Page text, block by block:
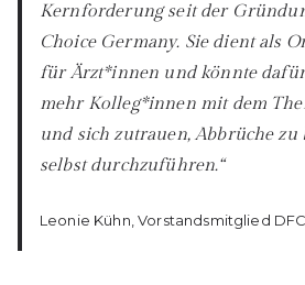
Kernforderung seit der
Choice Germany. Sie dient als
für Ärzt*innen und könnte dafür
mehr Kolleg*innen mit dem
und sich zutrauen, Abbrüche zu
selbst durchzuführen.“
Leonie Kühn, Vorstandsmitglied DFC